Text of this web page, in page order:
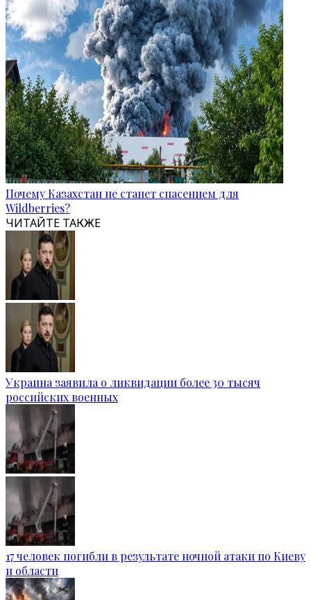
Почему Казахстан не станет спасением для
Wildberries?
ЧИТАЙТЕ ТАКЖЕ
Украина заявила о ликвидации более 30 тысяч
российских военных
17 человек погибли в результате ночной атаки по Киеву
и области